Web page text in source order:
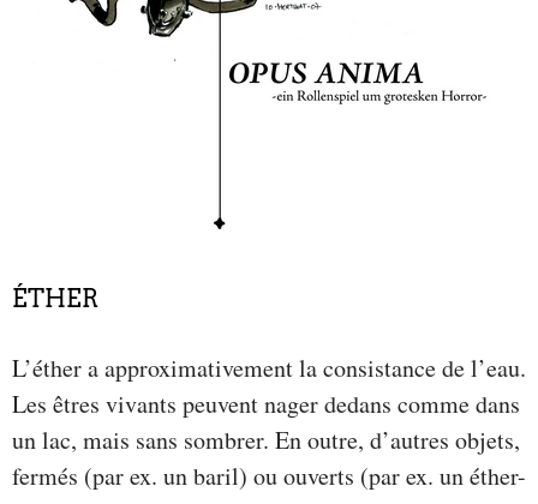
ÉTHER
L’éther a approximativement la consistance de l’eau.
Les êtres vivants peuvent nager dedans comme dans
un lac, mais sans sombrer. En outre, d’autres objets,
fermés (par ex. un baril) ou ouverts (par ex. un éther-